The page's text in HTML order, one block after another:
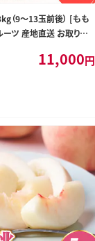
（9～13玉前後） [もも
ーツ 産地直送 お取り寄
11,000円